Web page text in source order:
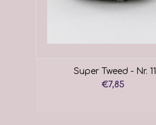
Super Tweed - Nr. 11
€7,85